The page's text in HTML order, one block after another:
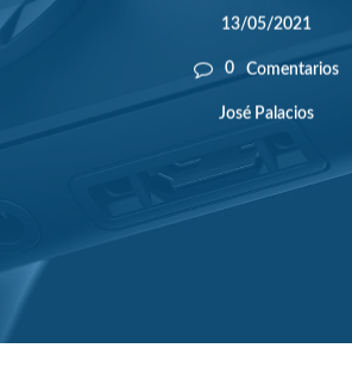
13/05/2021
0 Comentarios
José Palacios